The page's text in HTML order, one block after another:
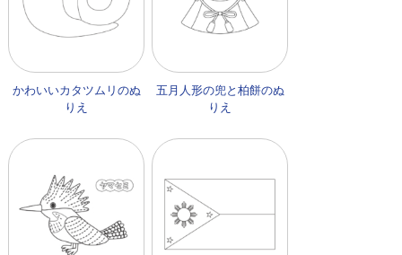
かわいいカタツムリのぬ
りえ
五月人形の兜と柏餅のぬ
りえ